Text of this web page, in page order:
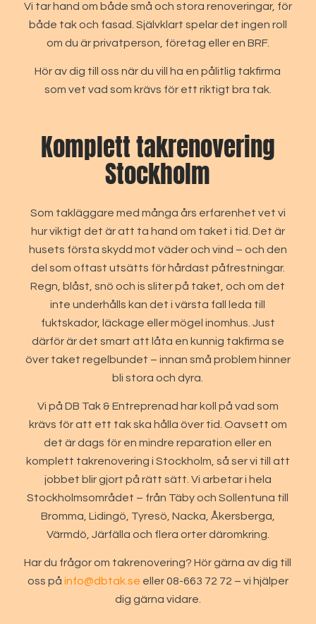
Vi tar hand om både små och stora renoveringar, för
både tak och fasad. Självklart spelar det ingen roll
om du är privatperson, företag eller en BRF.
Hör av dig till oss när du vill ha en pålitlig takfirma
som vet vad som krävs för ett riktigt bra tak.
Komplett takrenovering
Stockholm
Som takläggare med många års erfarenhet vet vi
hur viktigt det är att ta hand om taket i tid. Det är
husets första skydd mot väder och vind – och den
del som oftast utsätts för hårdast påfrestningar.
Regn, blåst, snö och is sliter på taket, och om det
inte underhålls kan det i värsta fall leda till
fuktskador, läckage eller mögel inomhus. Just
därför är det smart att låta en kunnig takfirma se
över taket regelbundet – innan små problem hinner
bli stora och dyra.
Vi på DB Tak & Entreprenad har koll på vad som
krävs för att ett tak ska hålla över tid. Oavsett om
det är dags för en mindre reparation eller en
komplett takrenovering i Stockholm, så ser vi till att
jobbet blir gjort på rätt sätt. Vi arbetar i hela
Stockholmsområdet – från Täby och Sollentuna till
Bromma, Lidingö, Tyresö, Nacka, Åkersberga,
Värmdö, Järfälla och flera orter däromkring.
Har du frågor om takrenovering? Hör gärna av dig till
oss på info@dbtak.se eller 08-663 72 72 – vi hjälper
dig gärna vidare.